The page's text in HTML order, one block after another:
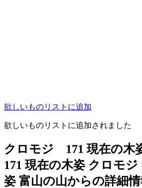
欲しいものリストに追加
欲しいものリストに追加されました
クロモジ 171 現在の木
171 現在の木姿 クロモジ
姿 富山の山からの詳細